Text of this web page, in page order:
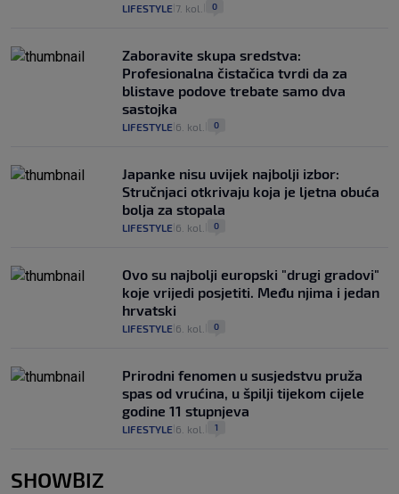
LIFESTYLE 7. kol. 0
Zaboravite skupa sredstva:
Profesionalna čistačica tvrdi da za
blistave podove trebate samo dva
sastojka
LIFESTYLE 6. kol. 0
Japanke nisu uvijek najbolji izbor:
Stručnjaci otkrivaju koja je ljetna obuća
bolja za stopala
LIFESTYLE 6. kol. 0
Ovo su najbolji europski "drugi gradovi"
koje vrijedi posjetiti. Među njima i jedan
hrvatski
LIFESTYLE 6. kol. 0
Prirodni fenomen u susjedstvu pruža
spas od vrućina, u špilji tijekom cijele
godine 11 stupnjeva
LIFESTYLE 6. kol. 1
SHOWBIZ